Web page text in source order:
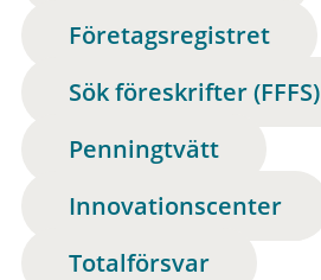
Företagsregistret
Sök föreskrifter (FFFS)
Penningtvätt
Innovationscenter
Totalförsvar